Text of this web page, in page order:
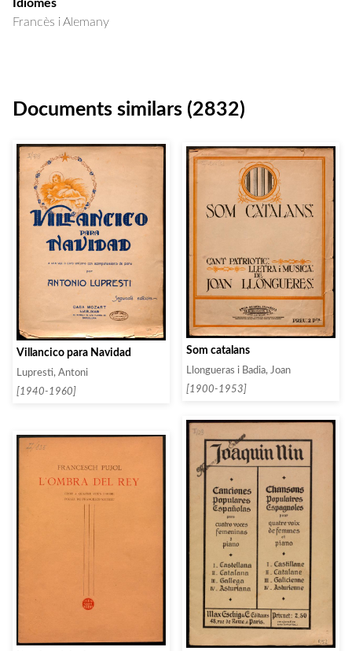
Idiomes
Francès i Alemany
Documents similars (2832)
Villancico para Navidad
Lupresti, Antoni
[1940-1960]
Som catalans
Llongueras i Badia, Joan
[1900-1953]